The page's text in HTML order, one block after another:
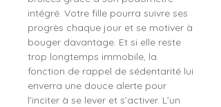
intégré. Votre fille pourra suivre ses
progrès chaque jour et se motiver à
bouger davantage. Et si elle reste
trop longtemps immobile, la
fonction de rappel de sédentarité lui
enverra une douce alerte pour
l’inciter à se lever et s’activer. L’un